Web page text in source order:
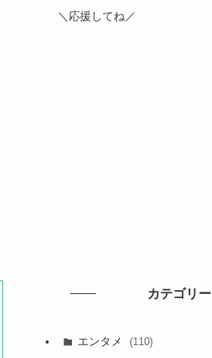
＼応援してね／
カテゴリー
エンタメ (110)